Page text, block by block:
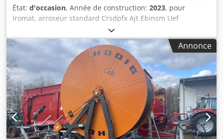
État: d'occasion, Année de construction: 2023, pour
Iromat, arroseur standard Crsdpfx Ajt Ebinsm Uef
Annonce